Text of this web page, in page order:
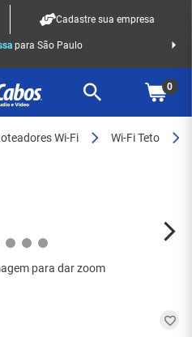
Cadastre sua empresa
para São Paulo
0
Wi-Fi Wi-Fi Teto